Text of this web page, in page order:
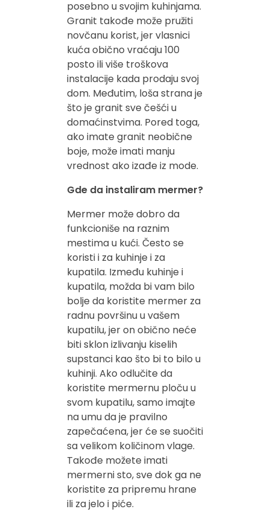
posebno u svojim kuhinjama.
Granit takođe može pružiti
novčanu korist, jer vlasnici
kuća obično vraćaju 100
posto ili više troškova
instalacije kada prodaju svoj
dom. Međutim, loša strana je
što je granit sve češći u
domaćinstvima. Pored toga,
ako imate granit neobične
boje, može imati manju
vrednost ako izađe iz mode.
Gde da instaliram mermer?
Mermer može dobro da
funkcioniše na raznim
mestima u kući. Često se
koristi i za kuhinje i za
kupatila. Između kuhinje i
kupatila, možda bi vam bilo
bolje da koristite mermer za
radnu površinu u vašem
kupatilu, jer on obično neće
biti sklon izlivanju kiselih
supstanci kao što bi to bilo u
kuhinji. Ako odlučite da
koristite mermernu ploču u
svom kupatilu, samo imajte
na umu da je pravilno
zapečaćena, jer će se suočiti
sa velikom količinom vlage.
Takođe možete imati
mermerni sto, sve dok ga ne
koristite za pripremu hrane
ili za jelo i piće.